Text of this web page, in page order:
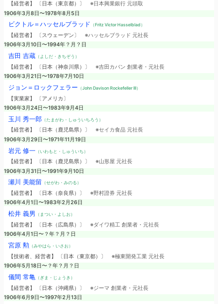
【経営者】 〔日本（東京都）〕 ※日本興業銀行 元頭取
1906年3月8日〜1978年8月5日
ビクトル＝ハッセルブラッド （Fritz Victor Hasselblad）
【経営者】 〔スウェーデン〕 ※ハッセルブラッド 元社長
1906年3月10日〜1994年？月？日
吉田 吉蔵（よしだ・きちぞう）
【経営者】 〔日本（神奈川県）〕 ※吉田カバン 創業者・元社長
1906年3月21日〜1978年7月10日
ジョン＝ロックフェラー （John Davison Rockefeller III）
【実業家】 〔アメリカ〕
1906年3月24日〜1983年9月4日
玉川 秀一郎（たまがわ・しゅういちろう）
【経営者】 〔日本（鹿児島県）〕 ※セイカ食品 元社長
1906年3月29日〜1971年11月19日
岩元 修一（いわもと・しゅういち）
【経営者】 〔日本（鹿児島県）〕 ※山形屋 元社長
1906年3月31日〜1991年9月10日
瀬川 美能留 （せがわ・みのる）
【経営者】 〔日本（奈良県）〕 ※野村證券 元社長
1906年4月1日〜1983年2月26日
松井 義男 （まつい・よしお）
【経営者】 〔日本（広島県）〕 ※ダイワ精工 創業者・元社長
1906年4月1日〜？年？月？日
宮原 勲 （みやはら・いさお）
【技術者、経営者】 〔日本（東京都）〕 ※極東開発工業 元社長
1906年5月18日〜？年？月？日
儀間 常亀 （ぎま・じょうき）
【経営者】 〔日本（沖縄県）〕 ※ジーマ 創業者・元社長
1906年6月9日〜1997年2月13日